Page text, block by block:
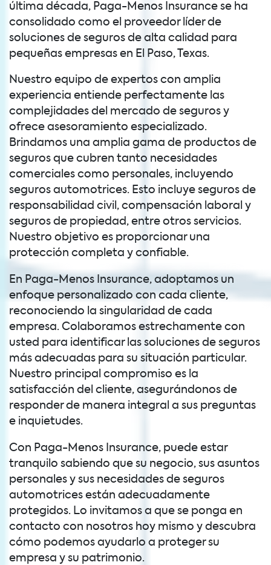
última década, Paga-Menos Insurance se ha
consolidado como el proveedor líder de
soluciones de seguros de alta calidad para
pequeñas empresas en El Paso, Texas.
Nuestro equipo de expertos con amplia
experiencia entiende perfectamente las
complejidades del mercado de seguros y
ofrece asesoramiento especializado.
Brindamos una amplia gama de productos de
seguros que cubren tanto necesidades
comerciales como personales, incluyendo
seguros automotrices. Esto incluye seguros de
responsabilidad civil, compensación laboral y
seguros de propiedad, entre otros servicios.
Nuestro objetivo es proporcionar una
protección completa y confiable.
En Paga-Menos Insurance, adoptamos un
enfoque personalizado con cada cliente,
reconociendo la singularidad de cada
empresa. Colaboramos estrechamente con
usted para identificar las soluciones de seguros
más adecuadas para su situación particular.
Nuestro principal compromiso es la
satisfacción del cliente, asegurándonos de
responder de manera integral a sus preguntas
e inquietudes.
Con Paga-Menos Insurance, puede estar
tranquilo sabiendo que su negocio, sus asuntos
personales y sus necesidades de seguros
automotrices están adecuadamente
protegidos. Lo invitamos a que se ponga en
contacto con nosotros hoy mismo y descubra
cómo podemos ayudarlo a proteger su
empresa y su patrimonio.